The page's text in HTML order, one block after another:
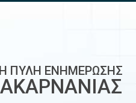
ΠΥΛΗ ΕΝΗΜΕΡΩΣΗΣ